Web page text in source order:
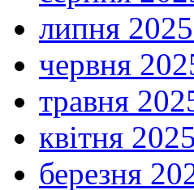
липня
червня
травня
квітня
березня